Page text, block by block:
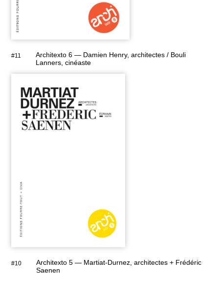
#11
Architexto 6 — Damien Henry, architectes / Bouli
Lanners, cinéaste
#10
Architexto 5 — Martiat-Durnez, architectes + Frédéric
Saenen